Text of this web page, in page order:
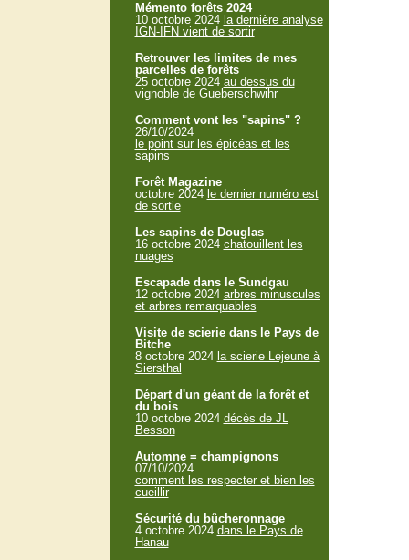
Mémento forêts 2024
10 octobre 2024 la dernière analyse
IGN-IFN vient de sortir
Retrouver les limites de mes
parcelles de forêts
25 octobre 2024 au dessus du
vignoble de Gueberschwihr
Comment vont les "sapins" ?
26/10/2024
le point sur les épicéas et les
sapins
Forêt Magazine
octobre 2024 le dernier numéro est
de sortie
Les sapins de Douglas
16 octobre 2024 chatouillent les
nuages
Escapade dans le Sundgau
12 octobre 2024 arbres minuscules
et arbres remarquables
Visite de scierie dans le Pays de
Bitche
8 octobre 2024 la scierie Lejeune à
Siersthal
Départ d'un géant de la forêt et
du bois
10 octobre 2024 décès de JL
Besson
Automne = champignons
07/10/2024
comment les respecter et bien les
cueillir
Sécurité du bûcheronnage
4 octobre 2024 dans le Pays de
Hanau